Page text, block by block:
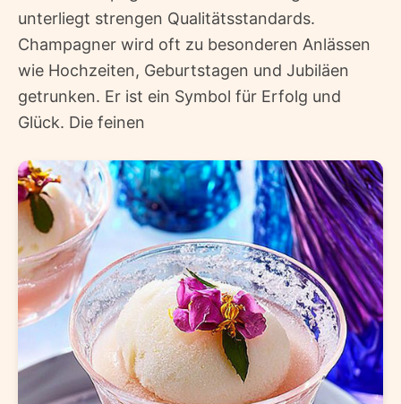
unterliegt strengen Qualitätsstandards.
Champagner wird oft zu besonderen Anlässen
wie Hochzeiten, Geburtstagen und Jubiläen
getrunken. Er ist ein Symbol für Erfolg und
Glück. Die feinen